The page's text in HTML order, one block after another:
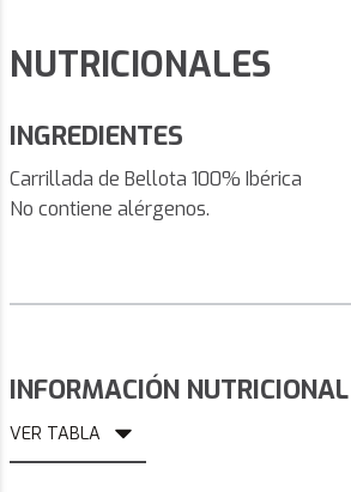
NUTRICIONALES
INGREDIENTES
Carrillada de Bellota 100% Ibérica
No contiene alérgenos.
INFORMACIÓN NUTRICIONAL
VER TABLA